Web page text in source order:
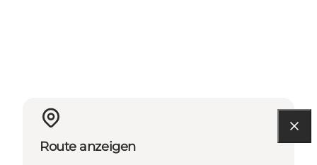
Route anzeigen